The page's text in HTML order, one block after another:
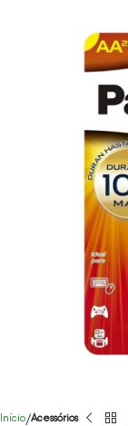
Início Acessórios